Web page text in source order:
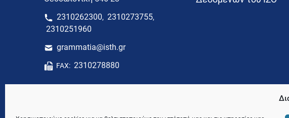
2310262300, 2310273755,
2310251960
grammatia@isth.gr
FAX: 2310278880